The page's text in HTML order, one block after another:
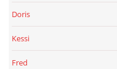
Doris
Kessi
Fred